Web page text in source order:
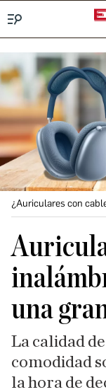
¿Auriculares con
una
La calidad
comodidad
la hora de